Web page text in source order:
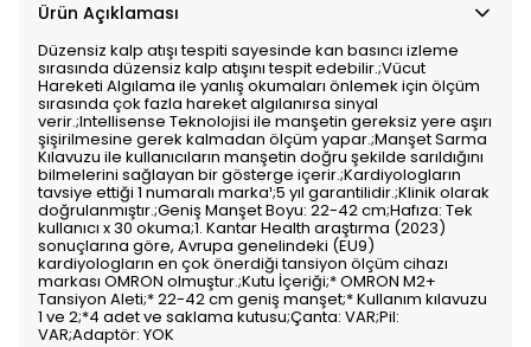
Ürün Açıklaması
Düzensiz kalp atışı tespiti sayesinde kan basıncı izleme
sırasında düzensiz kalp atışını tespit edebilir.;Vücut
Hareketi Algılama ile yanlış okumaları önlemek için ölçüm
sırasında çok fazla hareket algılanırsa sinyal
verir.;Intellisense Teknolojisi ile manşetin gereksiz yere aşırı
şişirilmesine gerek kalmadan ölçüm yapar.;Manşet Sarma
Kılavuzu ile kullanıcıların manşetin doğru şekilde sarıldığını
bilmelerini sağlayan bir gösterge içerir.;Kardiyologların
tavsiye ettiği 1 numaralı marka¹;5 yıl garantilidir.;Klinik olarak
doğrulanmıştır.;Geniş Manşet Boyu: 22-42 cm;Hafıza: Tek
kullanıcı x 30 okuma;1. Kantar Health araştırma (2023)
sonuçlarına göre, Avrupa genelindeki (EU9)
kardiyologların en çok önerdiği tansiyon ölçüm cihazı
markası OMRON olmuştur.;Kutu İçeriği;* OMRON M2+
Tansiyon Aleti;* 22-42 cm geniş manşet;* Kullanım kılavuzu
1 ve 2;*4 adet ve saklama kutusu;Çanta: VAR;Pil:
VAR;Adaptör: YOK